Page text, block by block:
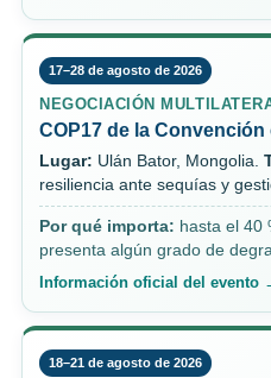
17–28 de agosto de 2026
NEGOCIACIÓN
COP17 de la
Lugar: Ulán Bator, Mongolia.
resiliencia ante sequías y
Por qué importa: hasta el 40
presenta algún grado de
Información oficial del evento
18–21 de agosto de 2026